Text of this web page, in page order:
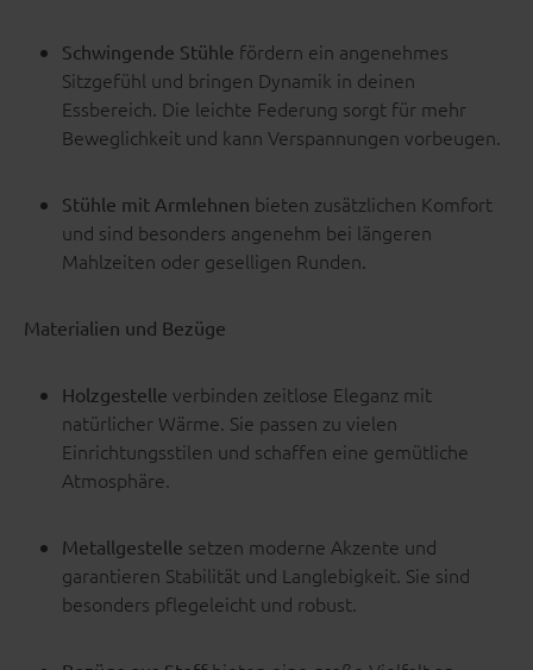
Schwingende Stühle fördern ein angenehmes
Sitzgefühl und bringen Dynamik in deinen
Essbereich. Die leichte Federung sorgt für mehr
Beweglichkeit und kann Verspannungen vorbeugen.
Stühle mit Armlehnen bieten zusätzlichen Komfort
und sind besonders angenehm bei längeren
Mahlzeiten oder geselligen Runden.
Materialien und Bezüge
Holzgestelle verbinden zeitlose Eleganz mit
natürlicher Wärme. Sie passen zu vielen
Einrichtungsstilen und schaffen eine gemütliche
Atmosphäre.
Metallgestelle setzen moderne Akzente und
garantieren Stabilität und Langlebigkeit. Sie sind
besonders pflegeleicht und robust.